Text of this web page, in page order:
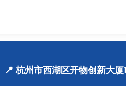
📍 杭州市西湖区开物创新大厦